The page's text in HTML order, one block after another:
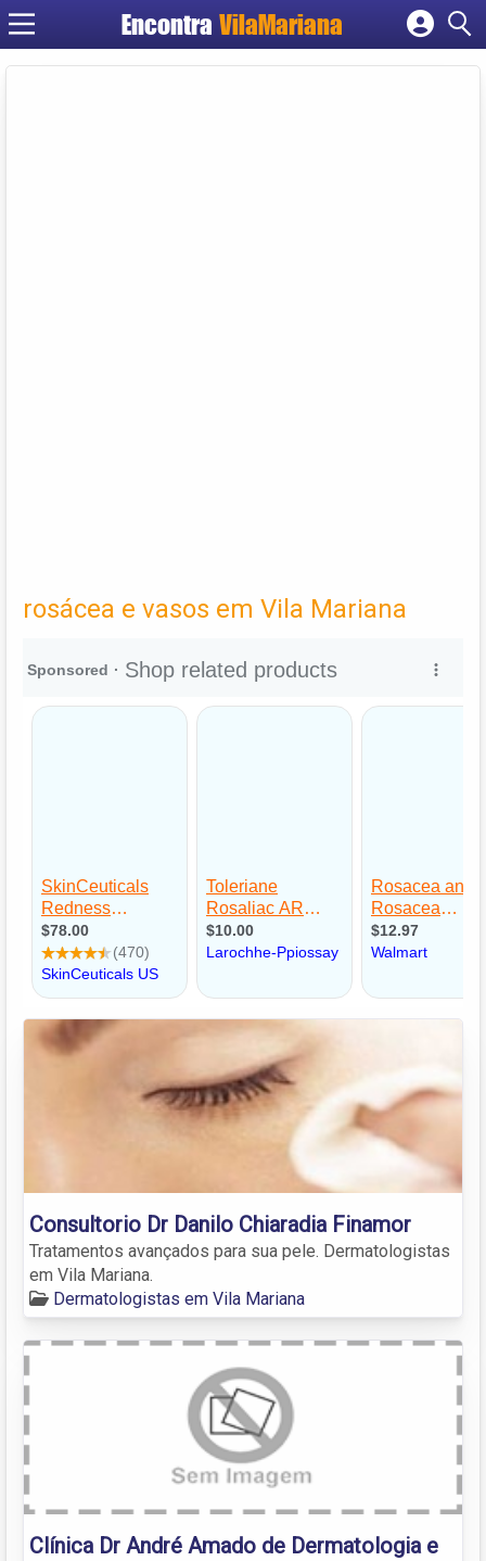
EncontraVilaMariana
Cadastrar empresa
rosácea e vasos em Vila Mariana
Consultorio Dr Danilo Chiaradia Finamor
Tratamentos avançados para sua pele. Dermatologistas
em Vila Mariana.
Dermatologistas em Vila Mariana
Clínica Dr André Amado de Dermatologia e